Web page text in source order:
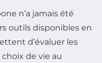
n’a jamais été
outils disponibles en
d’évaluer les
de vie au